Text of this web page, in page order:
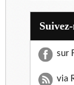
sur
via